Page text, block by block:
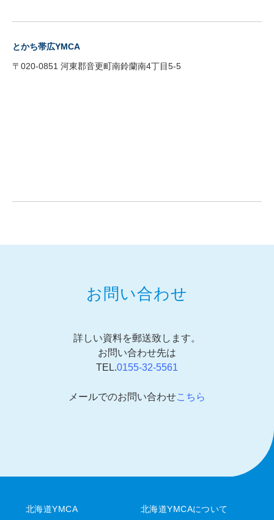
とかち帯広YMCA
〒020-0851 河東郡音更町南鈴蘭南4丁目5-5
お問い合わせ
詳しい資料を郵送致します。
お問い合わせ先は
TEL.0155-32-5561
メールでのお問い合わせこちら
北海道YMCA 北海道YMCAについて